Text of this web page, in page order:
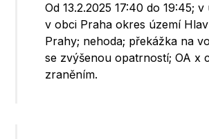
Od 13.2.2025 17:40 do 19:45;
v obci Praha okres území
Prahy; nehoda; překážka na
se zvýšenou opatrností; OA x
zraněním.